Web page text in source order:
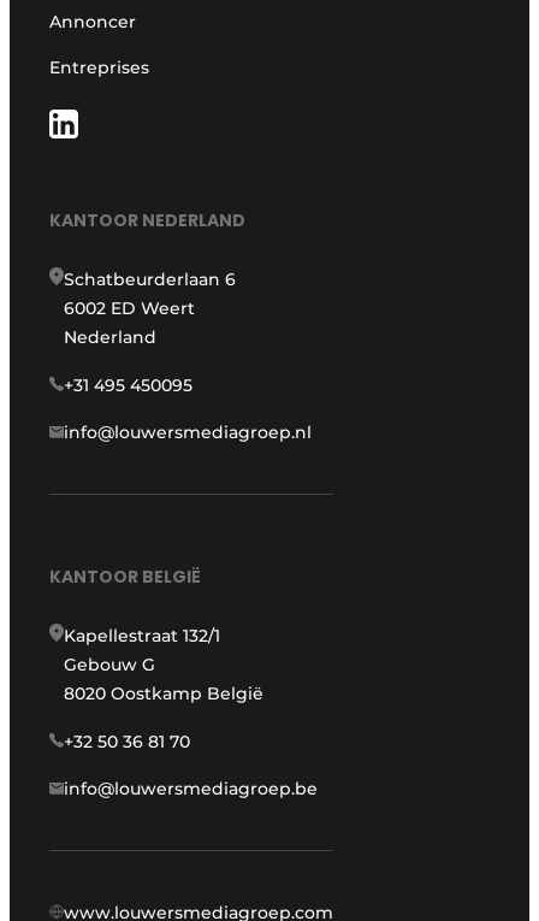
Annoncer
Entreprises
KANTOOR NEDERLAND
Schatbeurderlaan 6
6002 ED Weert
Nederland
+31 495 450095
info@louwersmediagroep.nl
KANTOOR BELGIË
Kapellestraat 132/1
Gebouw G
8020 Oostkamp België
+32 50 36 81 70
info@louwersmediagroep.be
www.louwersmediagroep.com